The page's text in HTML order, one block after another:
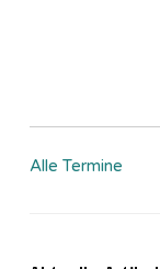
Alle Termine